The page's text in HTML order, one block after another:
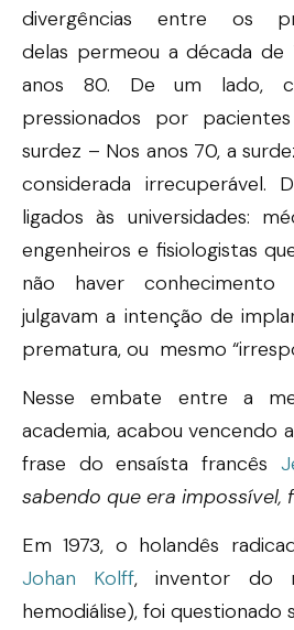
divergências entre os
delas permeou a década
anos 80. De um lado,
pressionados por
surdez – Nos anos 70, a
considerada irrecuperável.
ligados às universidades:
engenheiros e fisiologistas
não haver conhecimento
julgavam a intenção de
prematura, ou mesmo
Nesse embate entre a
academia, acabou vencendo
frase do ensaísta francês
sabendo que era impossível,
Em 1973, o holandês
Johan Kolff, inventor do
hemodiálise), foi